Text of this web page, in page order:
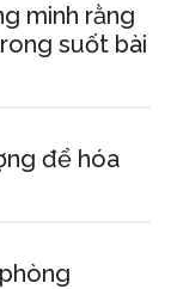
minh rằng
suốt bài
để hóa